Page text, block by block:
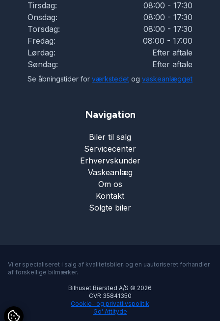
Splitbagsæder
Stofsæder
Sædevarme
Vejbaneassistent
Tirsdag:
08:00 - 17:30
Onsdag:
08:00 - 17:30
Torsdag:
08:00 - 17:30
Fredag:
08:00 - 17:00
Lørdag:
Efter aftale
Søndag:
Efter aftale
Se åbningstider for værkstedet og vaskeanlægget
Navigation
Biler til salg
Servicecenter
Erhvervskunder
Vaskeanlæg
Om os
Kontakt
Solgte biler
Vi er specialiseret i salg af kvalitetsbiler, og en uautoriseret forhandler
af forskellige bilmærker.
Bilhuset Biersted A/S © 2026
CVR 35841350
Cookie- og privatlivspolitik
Go' Attityde